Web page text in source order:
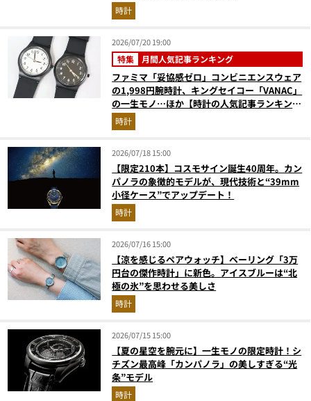
時計
2026/07/20 19:00
特集 月間人気記事ランキング
ファミマ「妥協感ゼロ」コンビニエンスウェア
の1,998円腕時計、キングセイコー「VANAC」
の一生モノ…ほか【時計の人気記事ランキング
ベスト3】（2026年6月版）
時計
2026/07/18 15:00
【限定210本】コスモサイン誕生40周年。カン
パノラの象徴的モデルが、現代技術と“39mm
小径ケース”でアップデート！
時計
2026/07/16 15:00
【涼を感じるペアウォッチ】ベーリング「3万
円台の傑作時計」に新色。アイスブルーは“北
極の氷”を思わせる美しさ
時計
2026/07/15 15:00
【夏の星空を腕元に】一生モノの限定時計！シ
チズン最高峰「カンパノラ」の美しすぎる“光
条”モデル
時計